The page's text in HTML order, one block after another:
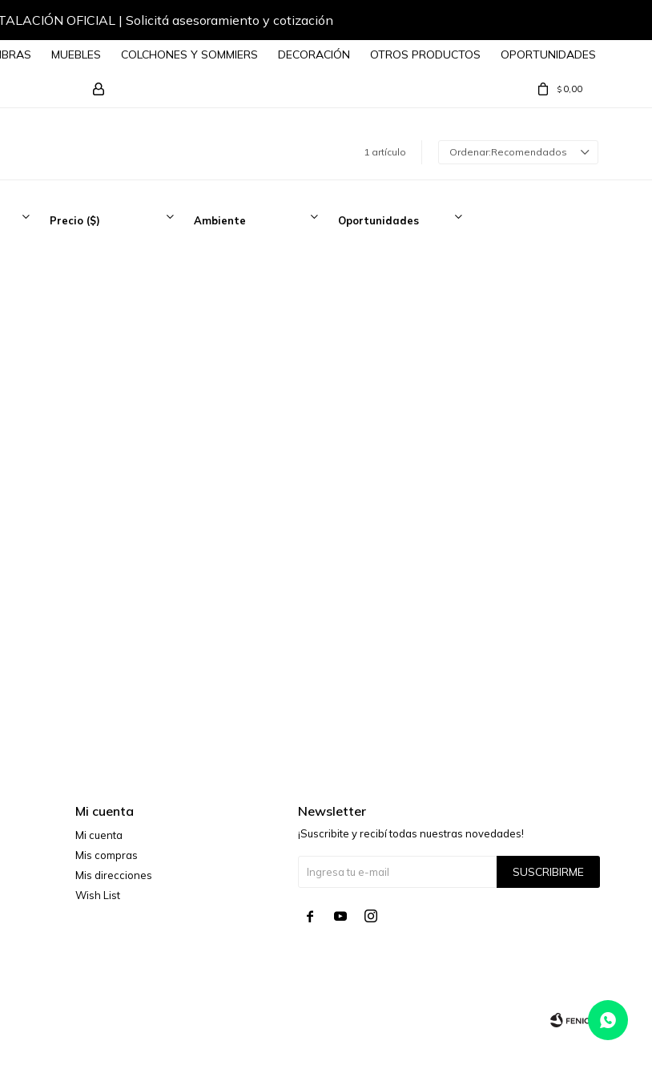
OFICIAL | Solicitá asesoramiento y cotización
MUEBLES COLCHONES Y SOMMIERS DECORACIÓN OTROS PRODUCTOS OPORTUNIDADES
$ 0,00
1 artículo Recomendados
Precio ($) Ambiente Oportunidades
Mi cuenta
Mi cuenta
Mis compras
Mis direcciones
Wish List
Newsletter
¡Suscribite y recibí todas nuestras novedades!
SUSCRIBIRME
  